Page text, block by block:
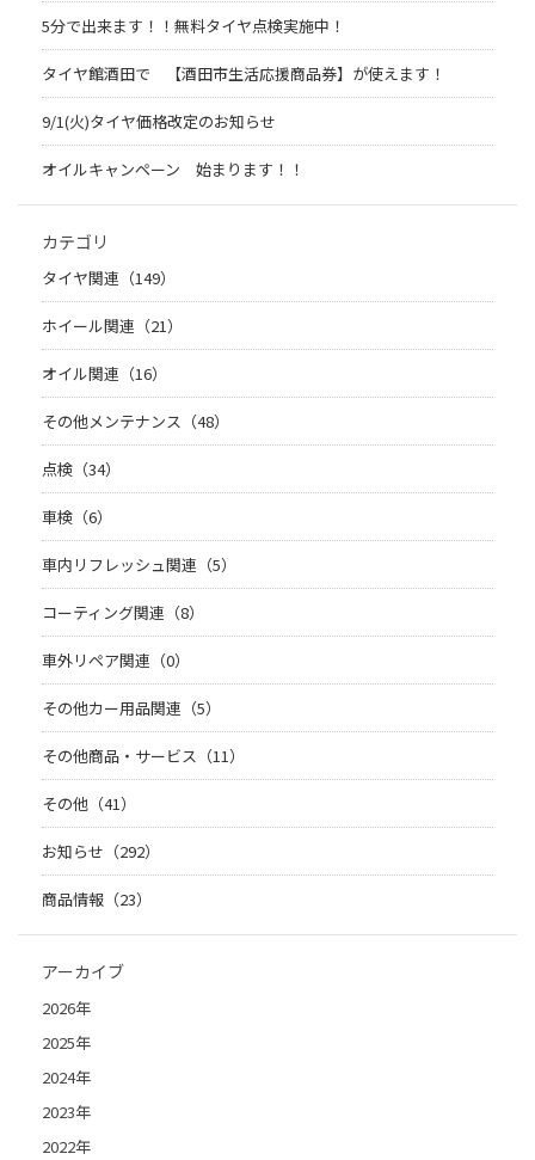
5分で出来ます！！無料タイヤ点検実施中！
タイヤ館酒田で 【酒田市生活応援商品券】が使えます！
9/1(火)タイヤ価格改定のお知らせ
オイルキャンペーン 始まります！！
カテゴリ
タイヤ関連（149）
ホイール関連（21）
オイル関連（16）
その他メンテナンス（48）
点検（34）
車検（6）
車内リフレッシュ関連（5）
コーティング関連（8）
車外リペア関連（0）
その他カー用品関連（5）
その他商品・サービス（11）
その他（41）
お知らせ（292）
商品情報（23）
アーカイブ
2026年
2025年
2024年
2023年
2022年